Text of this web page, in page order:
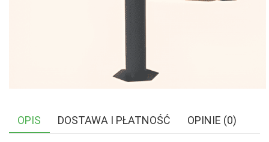
OPIS DOSTAWA I PŁATNOŚĆ OPINIE (0)